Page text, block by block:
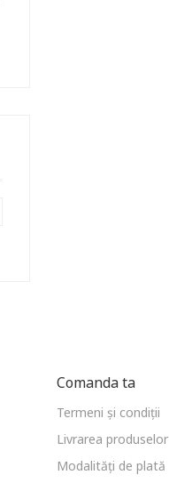
Comanda ta
Termeni și condiții
Livrarea produselor
Modalități de plată